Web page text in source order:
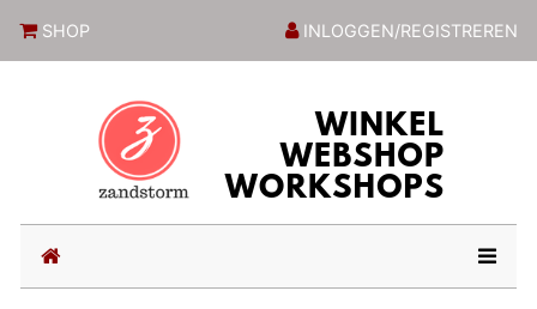
SHOP INLOGGEN/REGISTREREN
(current)